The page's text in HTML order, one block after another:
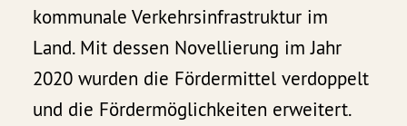
kommunale Verkehrsinfrastruktur im
Land. Mit dessen Novellierung im Jahr
2020 wurden die Fördermittel verdoppelt
und die Fördermöglichkeiten erweitert.